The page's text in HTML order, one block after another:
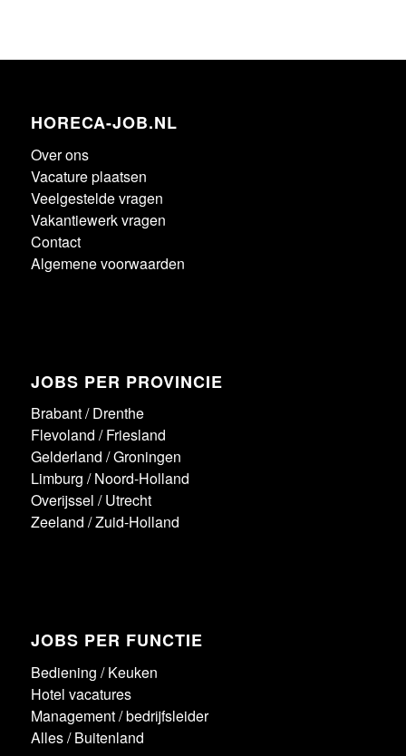
HORECA-JOB.NL
Over ons
Vacature plaatsen
Veelgestelde vragen
Vakantiewerk vragen
Contact
Algemene voorwaarden
JOBS PER PROVINCIE
Brabant/Drenthe
Flevoland /Friesland
Gelderland /Groningen
Limburg /Noord-Holland
Overijssel /Utrecht
Zeeland /Zuid-Holland
JOBS PER FUNCTIE
Bediening /Keuken
Hotel vacatures
Management / bedrijfsleider
Alles/Buitenland